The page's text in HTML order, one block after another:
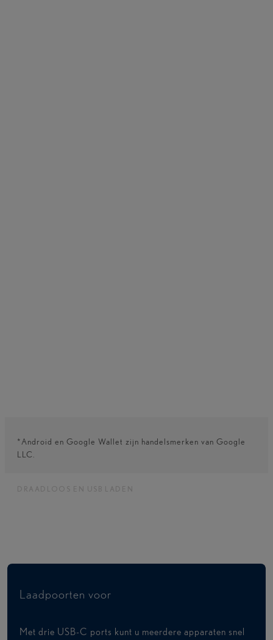
*Android en Google Wallet zijn handelsmerken van Google
LLC.
Laadpoorten voor
Met drie USB-C ports kunt u meerdere apparaten snel